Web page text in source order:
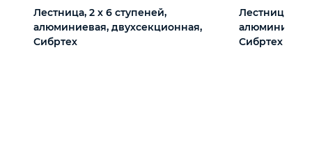
Лестница, 2 х 6 ступеней,
алюминиевая, двухсекционная,
Сибртех
Лестница, 2
Сибртех